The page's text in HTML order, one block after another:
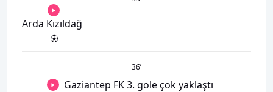
Arda Kızıldağ
36’
Gaziantep FK 3. gole çok yaklaştı